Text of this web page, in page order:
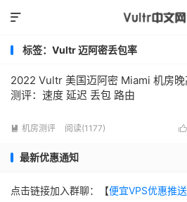

标签：Vultr 迈阿密丢包率
2022 Vultr 美国迈阿密 Miami 机房晚
测评：速度 延迟 丢包 路由
 机房测评 阅读(1177) 
最新优惠通知
点击链接加入群聊：【便宜VPS优惠推